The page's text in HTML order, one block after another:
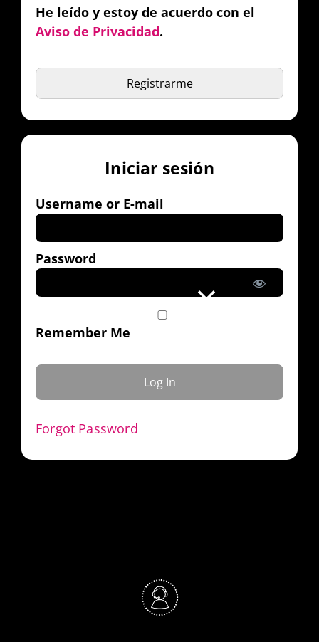
He leído y estoy de acuerdo con el
Aviso de Privacidad.
No val
Iniciar sesión
Username or E-mail
Password
Remember Me
Forgot Password